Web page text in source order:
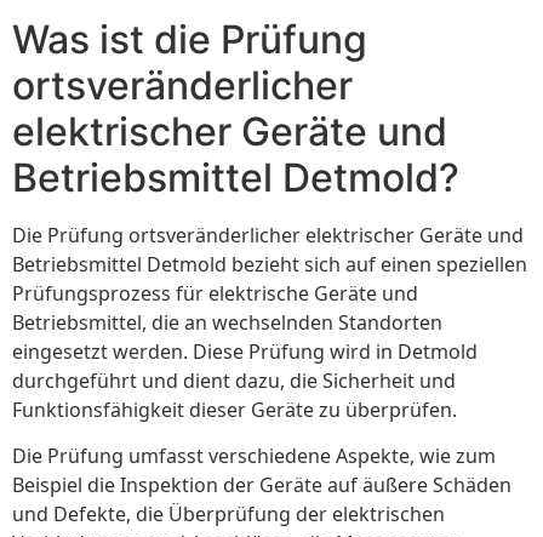
Was ist die Prüfung
ortsveränderlicher
elektrischer Geräte und
Betriebsmittel Detmold?
Die Prüfung ortsveränderlicher elektrischer Geräte und
Betriebsmittel Detmold bezieht sich auf einen speziellen
Prüfungsprozess für elektrische Geräte und
Betriebsmittel, die an wechselnden Standorten
eingesetzt werden. Diese Prüfung wird in Detmold
durchgeführt und dient dazu, die Sicherheit und
Funktionsfähigkeit dieser Geräte zu überprüfen.
Die Prüfung umfasst verschiedene Aspekte, wie zum
Beispiel die Inspektion der Geräte auf äußere Schäden
und Defekte, die Überprüfung der elektrischen